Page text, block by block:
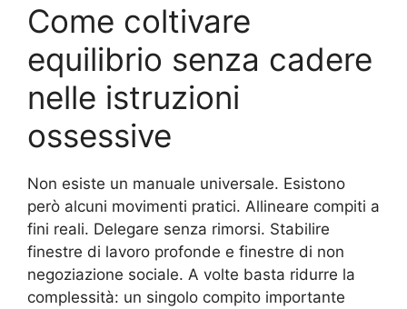
Come coltivare
equilibrio senza cadere
nelle istruzioni
ossessive
Non esiste un manuale universale. Esistono
però alcuni movimenti pratici. Allineare compiti a
fini reali. Delegare senza rimorsi. Stabilire
finestre di lavoro profonde e finestre di non
negoziazione sociale. A volte basta ridurre la
complessità: un singolo compito importante